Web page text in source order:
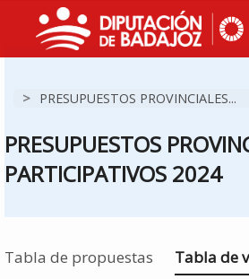
> PRESUPUESTOS PROVINCIALES...
PRESUPUESTOS
PARTICIPATIVOS 2024
Tabla de propuestas Estás en
Tabla de